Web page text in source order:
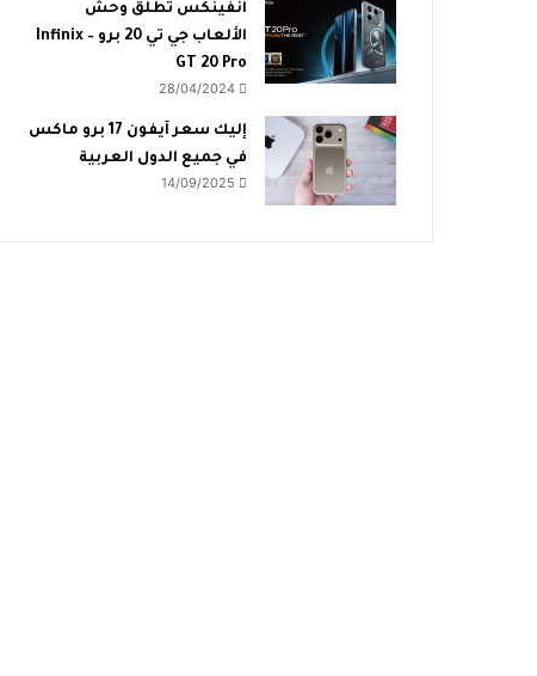
انفينكس تُطلق وحش
الألعاب جي تي 20 برو – Infinix
GT 20 Pro
28/04/2024
إليك سعر آيفون 17 برو ماكس
في جميع الدول العربية
14/09/2025